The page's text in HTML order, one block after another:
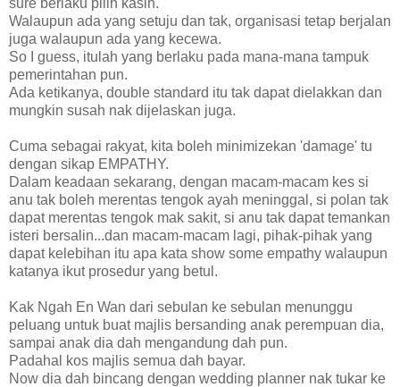
Walaupun ada yang setuju dan tak, organisasi tetap berjalan
juga walaupun ada yang kecewa.
So I guess, itulah yang berlaku pada mana-mana tampuk
pemerintahan pun.
Ada ketikanya, double standard itu tak dapat dielakkan dan
mungkin susah nak dijelaskan juga.
Cuma sebagai rakyat, kita boleh minimizekan 'damage' tu
dengan sikap EMPATHY.
Dalam keadaan sekarang, dengan macam-macam kes si
anu tak boleh merentas tengok ayah meninggal, si polan tak
dapat merentas tengok mak sakit, si anu tak dapat temankan
isteri bersalin...dan macam-macam lagi, pihak-pihak yang
dapat kelebihan itu apa kata show some empathy walaupun
katanya ikut prosedur yang betul.
Kak Ngah En Wan dari sebulan ke sebulan menunggu
peluang untuk buat majlis bersanding anak perempuan dia,
sampai anak dia dah mengandung dah pun.
Padahal kos majlis semua dah bayar.
Now dia dah bincang dengan wedding planner nak tukar ke